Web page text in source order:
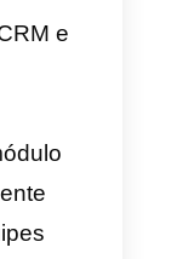
de
a Callbell.
um
através de